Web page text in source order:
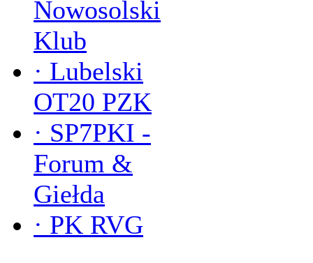
Nowosolski
Klub
· Lubelski
OT20 PZK
· SP7PKI -
Forum &
Giełda
· PK RVG